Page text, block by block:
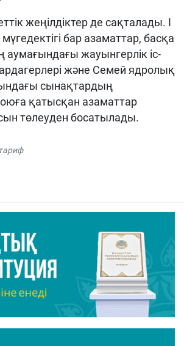
жеңілдіктер де сақталады. I
бар азаматтар, басқа
аумағындағы жауынгерлік іс-
және Семей ядролық
сынақтардың
қатысқан азаматтар
төлеуден босатылады.